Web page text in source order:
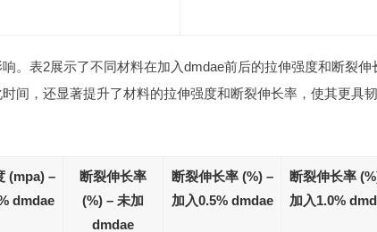
。表2展示了不同材料在加入dmdae前后的拉伸强度和断裂伸
间，还显著提升了材料的拉伸强度和断裂伸长率，使其更具
(mpa) –
dmdae
断裂伸长率
(%) – 未加
dmdae
断裂伸长率 (%) –
加入0.5% dmdae
断裂伸长率
加入1.0%